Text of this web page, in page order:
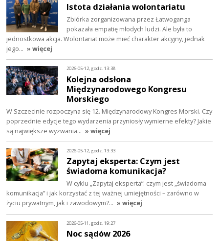
Istota działania wolontariatu
Zbiórka zorganizowana przez Łatwoganga
pokazała empatię młodych ludzi. Ale była to
jednostkowa akcja. Wolontariat może mieć charakter akcyjny, jednak
jego… » więcej
2026-05-12, godz. 13:38
Kolejna odsłona
Międzynarodowego Kongresu
Morskiego
W Szczecinie rozpoczyna się 12. Międzynarodowy Kongres Morski. Czy
poprzednie edycje tego wydarzenia przyniosły wymierne efekty? Jakie
są największe wyzwania… » więcej
2026-05-12, godz. 13:33
Zapytaj eksperta: Czym jest
świadoma komunikacja?
W cyklu „Zapytaj eksperta”: czym jest „świadoma
komunikacja” i jak korzystać z tej ważnej umiejętności – zarówno w
życiu prywatnym, jak i zawodowym?… » więcej
2026-05-11, godz. 19:27
Noc sądów 2026